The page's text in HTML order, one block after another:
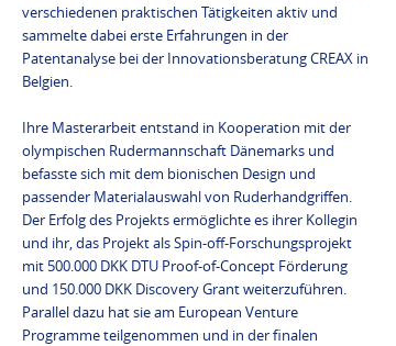
verschiedenen praktischen Tätigkeiten aktiv und
sammelte dabei erste Erfahrungen in der
Patentanalyse bei der Innovationsberatung CREAX in
Belgien.
Ihre Masterarbeit entstand in Kooperation mit der
olympischen Rudermannschaft Dänemarks und
befasste sich mit dem bionischen Design und
passender Materialauswahl von Ruderhandgriffen.
Der Erfolg des Projekts ermöglichte es ihrer Kollegin
und ihr, das Projekt als Spin-off-Forschungsprojekt
mit 500.000 DKK DTU Proof-of-Concept Förderung
und 150.000 DKK Discovery Grant weiterzuführen.
Parallel dazu hat sie am European Venture
Programme teilgenommen und in der finalen